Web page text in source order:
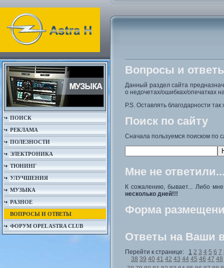
ПОИСК
РЕКЛАМА
ПОЛЕЗНОСТИ
ЭЛЕКТРОНИКА
ТЮНИНГ
УЛУЧШЕНИЯ
МУЗЫКА
РАЗНОЕ
ВОПРОСЫ И ОТВЕТЫ
ФОРУМ OPEL ASTRA CLUB
Вопросы и
Данный раздел сайта
о недочетах/ошибках/опечатках
P.S. Оставлять благодарности
Поиск по сайту
Сначала пользуемся поиском по
Мне не
К сожалению, бывает... Либо
несколько дней!!!
Форма
Ответы на Ваши
Перейти к странице: 1 2 3 4 5 6 7
38 39 40 41 42 43 44 45 46 47 48